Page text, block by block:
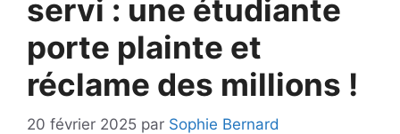
servi : une étudiante
porte plainte et
réclame des millions !
20 février 2025 par Sophie Bernard